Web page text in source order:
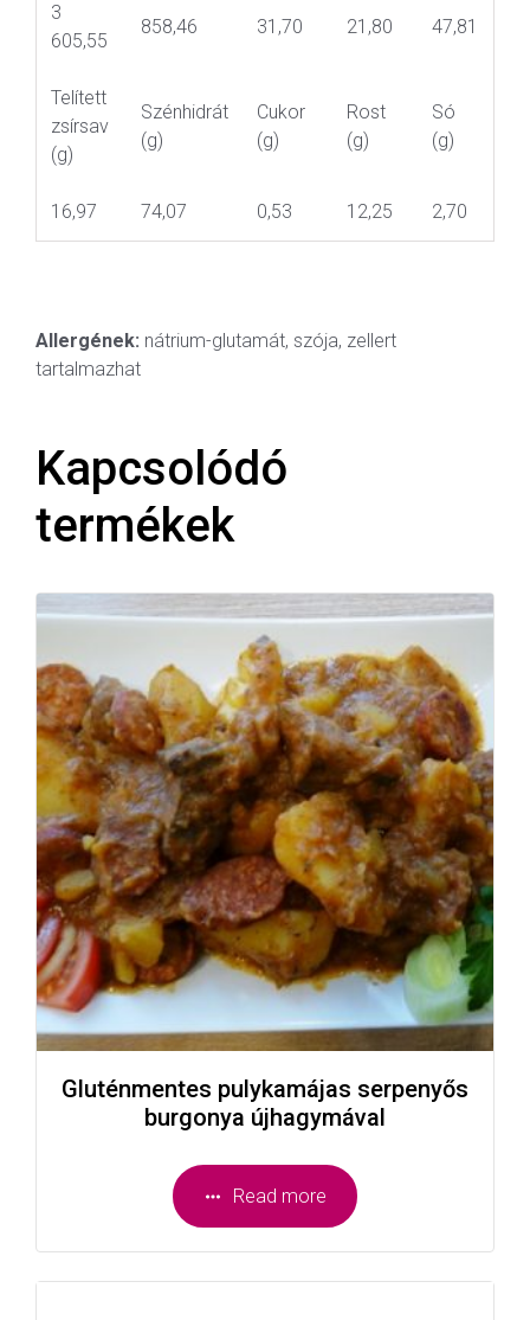
3
605,55
858,46 31,70 21,80 47,81
Telített
zsírsav
(g)
Szénhidrát
(g)
Cukor
(g)
Rost
(g)
Só
(g)
16,97 74,07 0,53 12,25 2,70
Allergének: nátrium-glutamát, szója, zellert
tartalmazhat
Kapcsolódó
termékek
Gluténmentes pulykamájas serpenyős
burgonya újhagymával
Read more